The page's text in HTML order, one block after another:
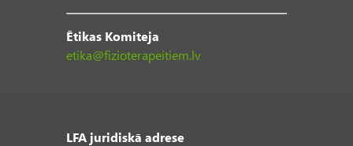
Ētikas Komiteja
etika@fizioterapeitiem.lv
LFA juridiskā adrese